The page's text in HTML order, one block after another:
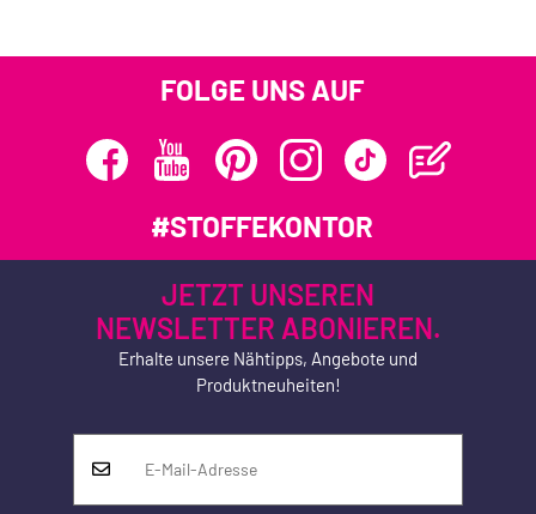
FOLGE UNS AUF
#STOFFEKONTOR
JETZT UNSEREN
NEWSLETTER ABONIEREN.
Erhalte unsere Nähtipps, Angebote und
Produktneuheiten!